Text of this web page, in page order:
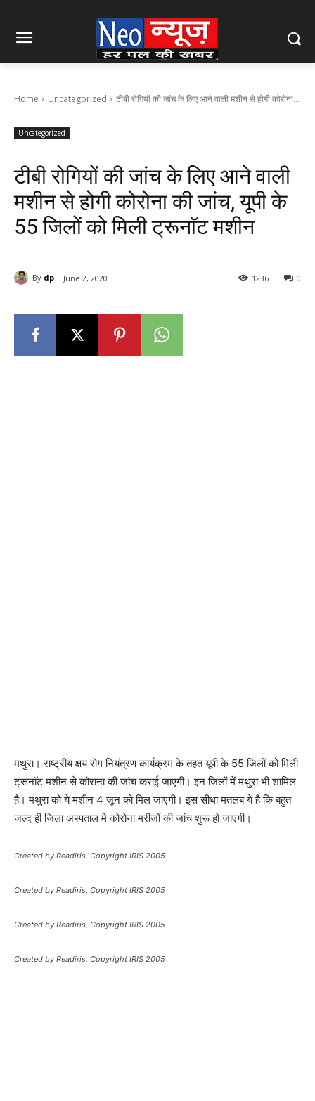
Home Uncategorized टीबी रोगियों की जांच के लिए आने वाली मशीन से होगी कोरोना...
Uncategorized
टीबी रोगियों की जांच के लिए आने वाली
मशीन से होगी कोरोना की जांच, यूपी के
55 जिलों को मिली ट्रूनाॅट मशीन
By dp June 2, 2020 0
1236
मथुरा। राष्ट्रीय क्षय रोग नियंत्रण कार्यक्रम के तहत यूपी के 55 जिलों को मिली
ट्रूनाॅट मशीन से कोराना की जांच कराई जाएगी। इन जिलों में मथुरा भी शामिल
है। मथुरा को ये मशीन 4 जून को मिल जाएगी। इस सीधा मतलब ये है कि बहुत
जल्द ही जिला अस्पताल मे कोरोना मरीजों की जांच शुरू हो जाएगी।
Created by Readiris, Copyright IRIS 2005
Created by Readiris, Copyright IRIS 2005
Created by Readiris, Copyright IRIS 2005
Created by Readiris, Copyright IRIS 2005